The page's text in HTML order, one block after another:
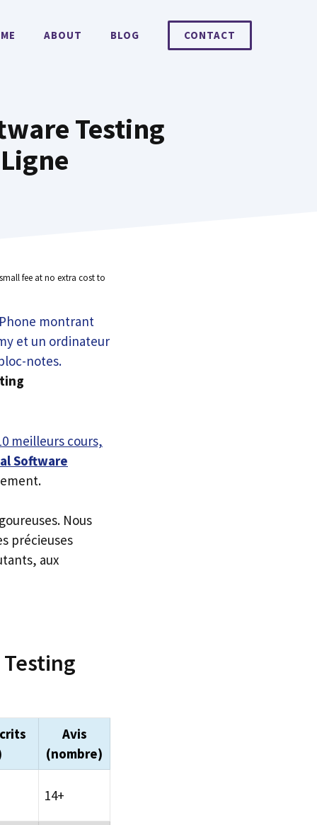
ABOUT BLOG CONTACT
Testing
fee at no extra cost to
meilleurs cours,
Software
Nous
précieuses
aux
Avis
(nombre)
14+